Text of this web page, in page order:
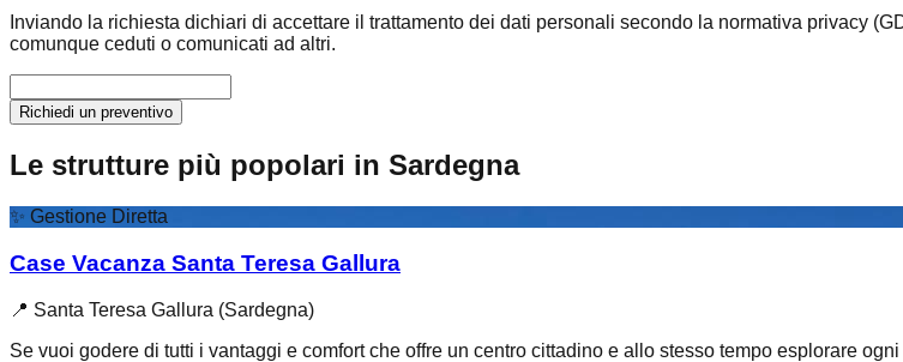
Inviando la richiesta dichiari di accettare il trattamento dei dati personali secondo la normativa privacy
comunque ceduti o comunicati ad altri.
Richiedi un preventivo
Le strutture più popolari in Sardegna
✨ Gestione Diretta
Case Vacanza Santa Teresa Gallura
📍 Santa Teresa Gallura (Sardegna)
Se vuoi godere di tutti i vantaggi e comfort che offre un centro cittadino e allo stesso tempo esplorare